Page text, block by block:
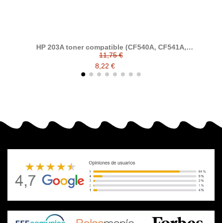
HP 203A toner compatible (CF540A, CF541A,
CF542A, CF543A)
11,75 €
8,22 €